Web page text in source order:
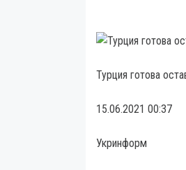
Турция готова
15.06.2021 00:37
Укринформ